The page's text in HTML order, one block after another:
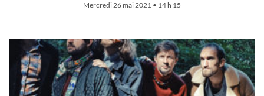
Mercredi 26 mai 2021 • 14 h 15